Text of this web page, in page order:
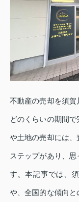
不動産の売却を須
どのくらいの期間
や土地の売却には
ステップがあり、
す。本記事では、
や、全国的な傾向